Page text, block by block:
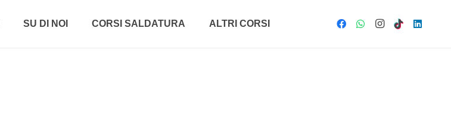
SU DI NOI CORSI SALDATURA ALTRI CORSI